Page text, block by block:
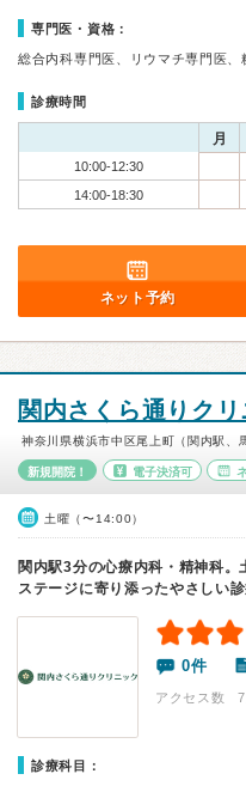
専門医・資格：
総合内科専門医、リウマチ専門医
診療時間
月
10:00-12:30
14:00-18:30
ネット予約
関内さくら通りクリ
神奈川県横浜市中区尾上町（関内駅、
新規開院！ 電子決済可
土曜（〜14:00）
関内駅3分の心療内科・精神科
ステージに寄り添ったやさしい
0件
アクセス数 7
診療科目：